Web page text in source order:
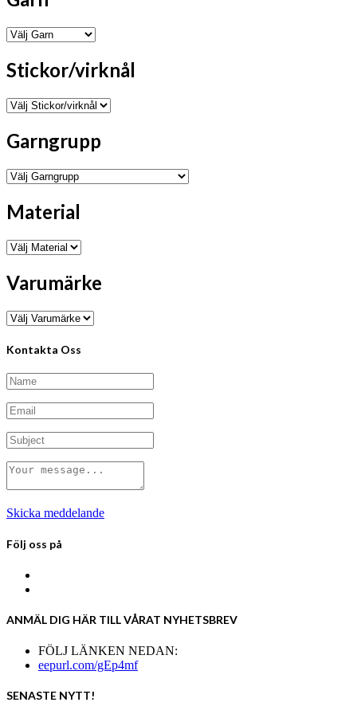
Stickor/virknål
Garngrupp
Material
Varumärke
Kontakta Oss
Skicka meddelande
Följ oss på
ANMÄL DIG HÄR TILL VÅRAT NYHETSBREV
FÖLJ LÄNKEN NEDAN:
eepurl.com/gEp4mf
SENASTE NYTT!